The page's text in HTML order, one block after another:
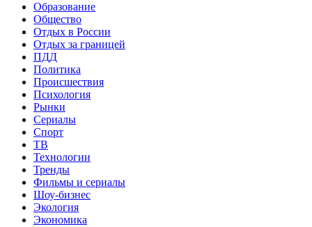
Образование
Общество
Отдых в России
Отдых за границей
ПДД
Политика
Происшествия
Психология
Рынки
Сериалы
Спорт
ТВ
Технологии
Тренды
Фильмы и сериалы
Шоу-бизнес
Экология
Экономика